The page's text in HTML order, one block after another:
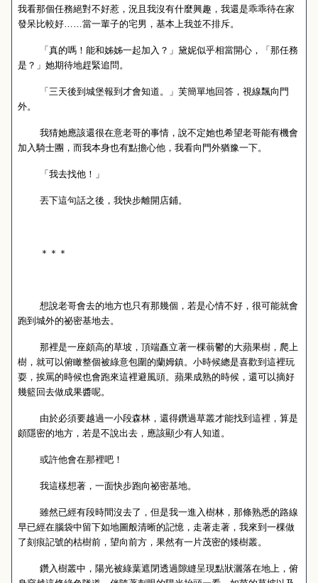
我看那個任務絕對不好惹，況且我沒有什麼興趣，我還是乖乖待在家
發呆比較好……當一輩子的宅男，基本上我並不排斥。
「真的嗎！能和姊姊一起加入？」黛妮似乎相當開心，「那任務
是？」她期待地趕緊追問。
「三天後到城堡報到才會知道。」芙簡單地回答，視線飄向門
外。
我猜她應該還很在意老哥的事情，說不定她也希望老哥能有機會
加入騎士團，而我本身也有點擔心他，我看向門外猶豫一下。
「我去找他！」
丟下這句話之後，我快步離開店鋪。
＊＊＊
想說老哥會去的地方也只有那幾個，若是心情不好，很可能就會
跑到城外的祕密基地去。
那裡是一座頗高的草坡，頂端矗立著一棵蓊鬱的大蘋果樹，爬上
樹，就可以俯瞰整個被綠意包圍的蘭姆鎮。小時候總是喜歡到這裡玩
耍，挨罵的時候也會跑來這裡避風頭。蘋果成熟的時候，還可以摘好
幾籃回去做成果醬呢。
由於必須要越過一小段森林，還得鑽過草叢才能找到這裡，算是
頗隱密的地方，若是不說出去，應該顯少有人知道。
或許他會在那裡吧！
我這樣想著，一面快步跑向祕密基地。
雖然已經有段時間沒去了，但是我一進入樹林，那條熟悉的路線
早已經在腦袋中留下如地圖般清晰的記憶，走著走著，我來到一棵做
了刻痕記號的枯樹前，望向前方，果然有一片茂密的矮樹叢。
鑽入樹叢中，陽光被綠葉遮閉透過隙縫呈現點狀灑落在地上，俯